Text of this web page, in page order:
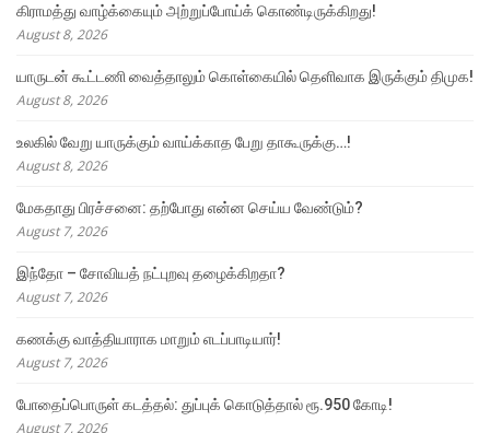
கிராமத்து வாழ்க்கையும் அற்றுப்போய்க் கொண்டிருக்கிறது!
August 8, 2026
யாருடன் கூட்டணி வைத்தாலும் கொள்கையில் தெளிவாக இருக்கும் திமுக!
August 8, 2026
உலகில் வேறு யாருக்கும் வாய்க்காத பேறு தாகூருக்கு…!
August 8, 2026
மேகதாது பிரச்சனை: தற்போது என்ன செய்ய வேண்டும்?
August 7, 2026
இந்தோ – சோவியத் நட்புறவு தழைக்கிறதா?
August 7, 2026
கணக்கு வாத்தியாராக மாறும் எடப்பாடியார்!
August 7, 2026
போதைப்பொருள் கடத்தல்: துப்புக் கொடுத்தால் ரூ.950 கோடி!
August 7, 2026